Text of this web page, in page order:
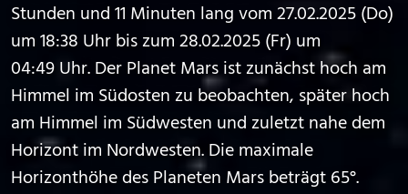
Stunden und 11 Minuten lang vom 27.02.2025 (Do)
um 18:38 Uhr bis zum 28.02.2025 (Fr) um
04:49 Uhr. Der Planet Mars ist zunächst hoch am
Himmel im Südosten zu beobachten, später hoch
am Himmel im Südwesten und zuletzt nahe dem
Horizont im Nordwesten. Die maximale
Horizonthöhe des Planeten Mars beträgt 65°.